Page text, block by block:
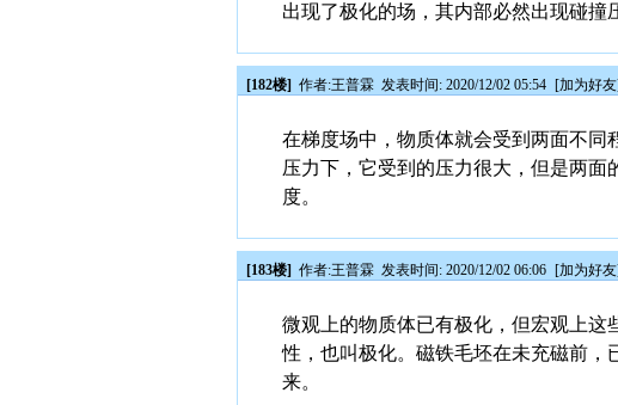
出现了极化的场，其内部必然出现碰撞
[182楼] 作者:王普霖 发表时间: 2020/12/02 05:54 [加为好友
在梯度场中，物质体就会受到两面不
压力下，它受到的压力很大，但是两
度。
[183楼] 作者:王普霖 发表时间: 2020/12/02 06:06 [加为好友
微观上的物质体已有极化，但宏观上这
性，也叫极化。磁铁毛坯在未充磁前，
来。